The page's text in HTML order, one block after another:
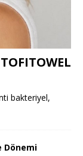
bakteriyel,
Dönemi